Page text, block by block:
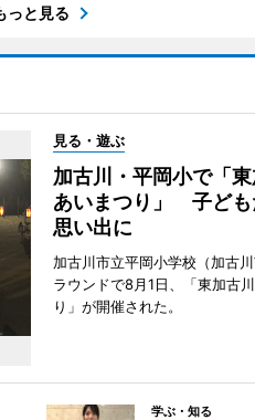
っと見る
見る・遊ぶ
加古川・平岡小で「
あいまつり」 子ども
思い出に
加古川市立平岡小学校（加古
ラウンドで8月1日、「東加古
り」が開催された。
学ぶ・知る